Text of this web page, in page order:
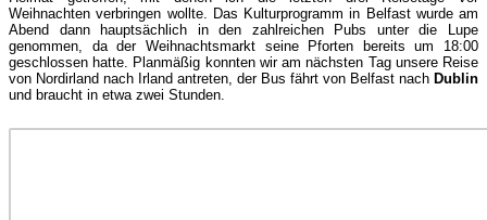
Weihnachten verbringen wollte. Das Kulturprogramm in Belfast wurde am
Abend dann hauptsächlich in den zahlreichen Pubs unter die Lupe
genommen, da der Weihnachtsmarkt seine Pforten bereits um 18:00
geschlossen hatte. Planmäßig konnten wir am nächsten Tag unsere Reise
von Nordirland nach Irland antreten, der Bus fährt von Belfast nach Dublin
und braucht in etwa zwei Stunden.